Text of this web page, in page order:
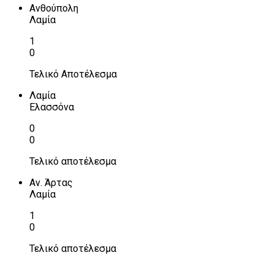
Ανθούπολη
Λαμία
1
0
Τελικό Αποτέλεσμα
Λαμία
Ελασσόνα
0
0
Τελικό αποτέλεσμα
Αν. Άρτας
Λαμία
1
0
Τελικό αποτέλεσμα